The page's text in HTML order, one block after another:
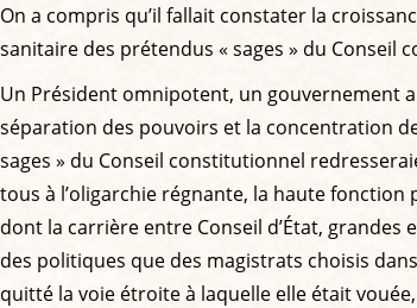
On a compris qu’il fallait constater la
sanitaire des prétendus « sages » du
Un Président omnipotent, un gouvernement
séparation des pouvoirs et la concentration
sages » du Conseil constitutionnel
tous à l’oligarchie régnante, la haute fonction
dont la carrière entre Conseil d’État,
des politiques que des magistrats choisis
quitté la voie étroite à laquelle elle était